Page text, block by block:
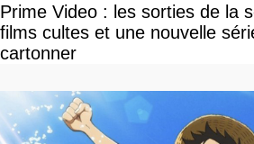
Prime Video : les sorties de la
films cultes et une nouvelle
cartonner